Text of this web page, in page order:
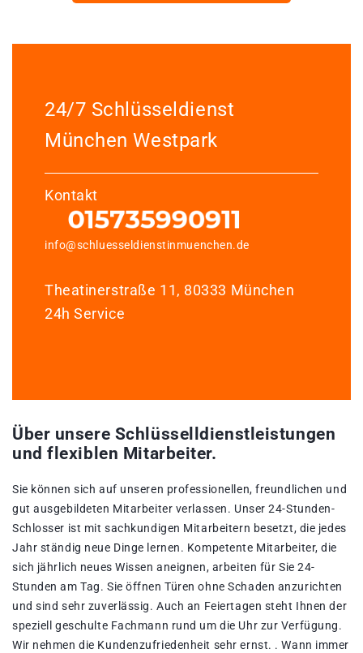
24/7 Schlüsseldienst
München Westpark
Kontakt
info@schluesseldienstinmuenchen.de
Theatinerstraße 11, 80333 München
24h Service
Über unsere Schlüsselldienstleistungen
und flexiblen Mitarbeiter.
Sie können sich auf unseren professionellen, freundlichen und
gut ausgebildeten Mitarbeiter verlassen. Unser 24-Stunden-
Schlosser ist mit sachkundigen Mitarbeitern besetzt, die jedes
Jahr ständig neue Dinge lernen. Kompetente Mitarbeiter, die
sich jährlich neues Wissen aneignen, arbeiten für Sie 24-
Stunden am Tag. Sie öffnen Türen ohne Schaden anzurichten
und sind sehr zuverlässig. Auch an Feiertagen steht Ihnen der
speziell geschulte Fachmann rund um die Uhr zur Verfügung.
Wir nehmen die Kundenzufriedenheit sehr ernst. . Wann immer